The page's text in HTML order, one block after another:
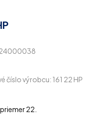
číslo výrobcu: 161 22 HP
22.